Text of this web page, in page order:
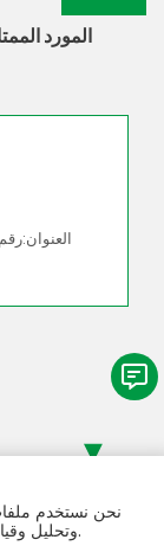
المورد
نحن نستخدم
وتحليل وقياس استخدام الموقع، ودعم جهود التسويق الخاصة بنا.